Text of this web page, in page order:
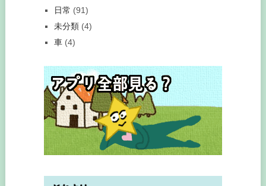
日常 (91)
未分類(4)
車(4)